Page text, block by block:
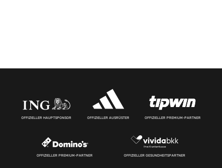
OFFIZIELLER HAUPTSPONSOR OFFIZIELLER AUSRÜSTER OFFIZIELLER PREMIUM-PARTNER
OFFIZIELLER PREMIUM-PARTNER OFFIZIELLER GESUNDHEITSPARTNER